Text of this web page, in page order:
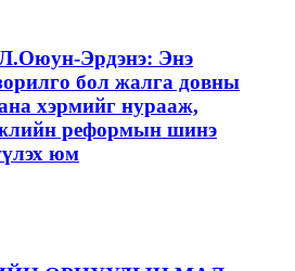
Эрдэнэ: Энэ
бол жалга довны
хэрмийг нурааж,
реформын шинэ
юм